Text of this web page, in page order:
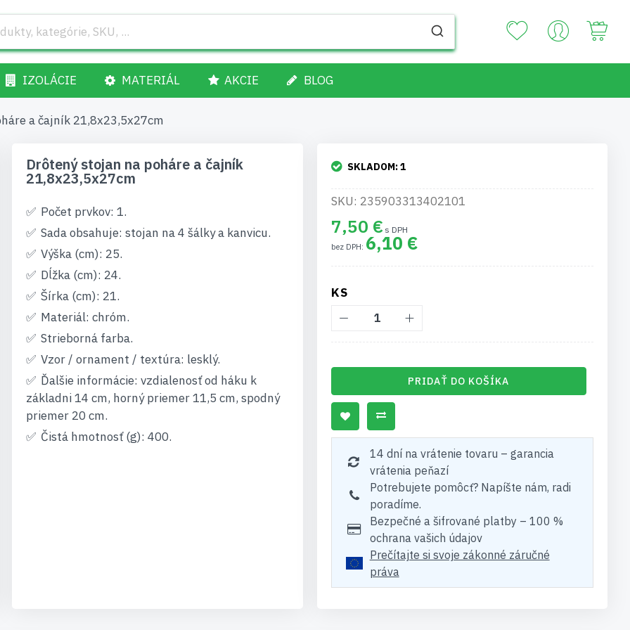
IZOLÁCIE MATERIÁL AKCIE BLOG
a čajník 21,8x23,5x27cm
Drôtený stojan na poháre a čajník
21,8x23,5x27cm
Počet prvkov: 1.
Sada obsahuje: stojan na 4 šálky a kanvicu.
Výška (cm): 25.
Dĺžka (cm): 24.
Šírka (cm): 21.
Materiál: chróm.
Strieborná farba.
Vzor / ornament / textúra: lesklý.
Ďalšie informácie: vzdialenosť od háku k
základni 14 cm, horný priemer 11,5 cm, spodný
priemer 20 cm.
Čistá hmotnosť (g): 400.
SKLADOM:1
SKU: 235903313402101
7,50 €
6,10 €
KS
PRIDAŤ DO KOŠÍKA
14 dní na vrátenie tovaru – garancia
vrátenia peňazí
Potrebujete pomôcť? Napíšte nám, radi
poradíme.
Bezpečné a šifrované platby – 100 %
ochrana vašich údajov
Prečítajte si svoje zákonné záručné
práva